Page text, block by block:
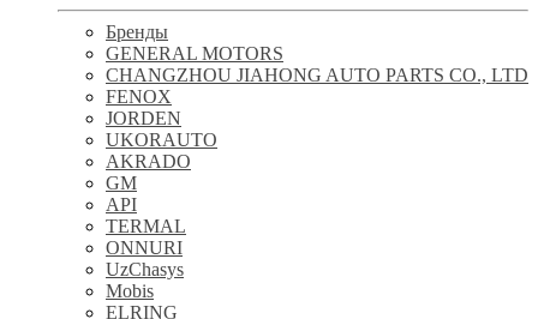
Бренды
GENERAL MOTORS
CHANGZHOU JIAHONG AUTO PARTS CO., LTD
FENOX
JORDEN
UKORAUTO
AKRADO
GM
API
TERMAL
ONNURI
UzChasys
Mobis
ELRING